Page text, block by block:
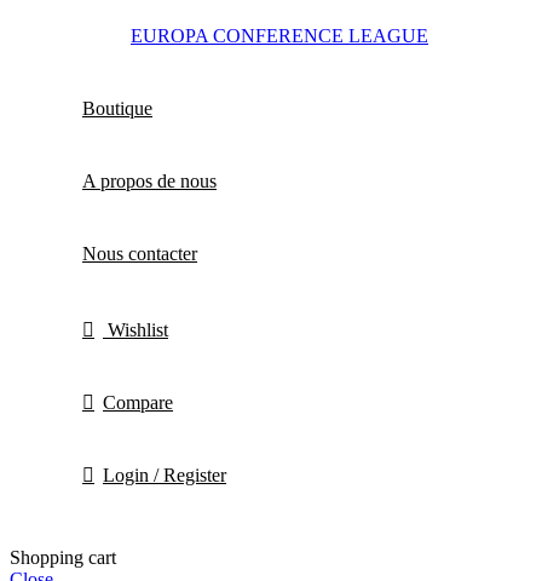
EUROPA CONFERENCE LEAGUE
Boutique
A propos de nous
Nous contacter
Wishlist
Compare
Login / Register
Shopping cart